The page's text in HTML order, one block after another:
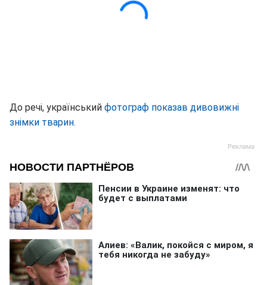
До речі, український фотограф показав дивовижні
знімки тварин.